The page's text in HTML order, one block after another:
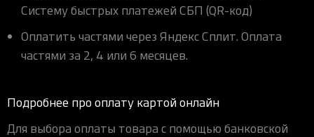
Систему быстрых платежей СБП (QR-код)
Оплатить частями через Яндекс Сплит. Оплата
частями за 2, 4 или 6 месяцев.
Подробнее про оплату картой онлайн
Для выбора оплаты товара с помощью банковской